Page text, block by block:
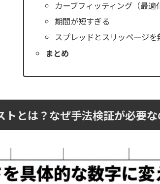
カーブフィッティング（最適
期間が短すぎる
スプレッドとスリッページを
まとめ
トとは？なぜ手法検証が必要